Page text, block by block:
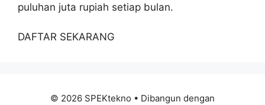
puluhan juta rupiah setiap bulan.
DAFTAR SEKARANG
© 2026 SPEKtekno • Dibangun dengan